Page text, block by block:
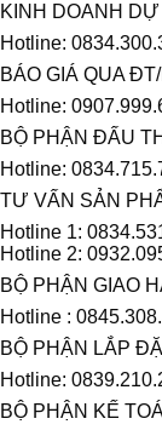
KINH DOANH DỰ
Hotline:
BÁO GIÁ QUA
Hotline:
BỘ PHẬN ĐẤU
Hotline:
TƯ VẤN SẢN
Hotline 1:
Hotline 2:
BỘ PHẬN GIAO
Hotline :
BỘ PHẬN LẮP
Hotline:
BỘ PHẬN KẾ